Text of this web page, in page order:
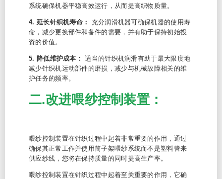
系统确保机器平稳高效运行，从而提高织物质量。
4. 延长针织机寿命：
充分润滑机器可确保机器的使用寿
命，减少更换部件和备件的需要，并有助于保持初始投
资的价值。
5. 降低维护成本：适当的针织机润滑有助于最大限度地
减少针织机运动部件的磨损，减少与机械故障相关的维
护任务的频率。
二.改进喂纱控制装置：
喂纱控制装置在针织过程中起着非常重要的作用，通过
确保其正常工作并使用筒子架喂纱系统而不是塑料管来
供应纱线，您将在保持质量的同时提高生产率。
喂纱控制装置在针织过程中起着至关重要的作用，它确